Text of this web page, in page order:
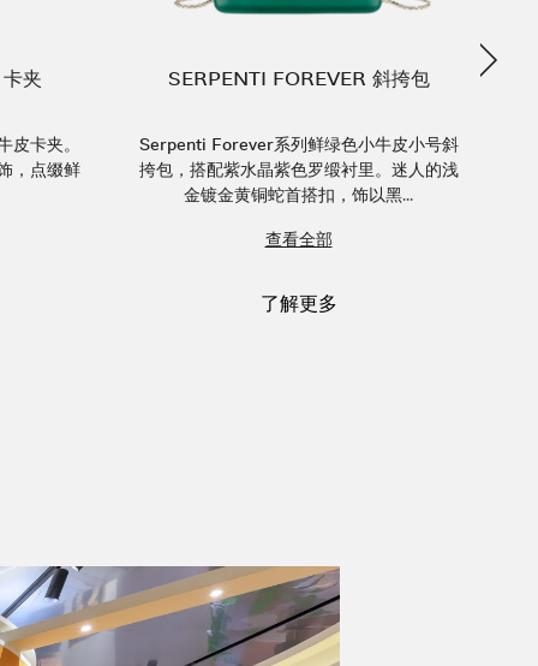
夹
卡夹。
，点缀鲜
SERPENTI FOREVER 斜挎包
Serpenti Forever系列鲜绿色小牛皮小号斜
挎包，搭配紫水晶紫色罗缎衬里。迷人的浅
金镀金黄铜蛇首搭扣，饰以黑...
查看全部
了解更多
Next